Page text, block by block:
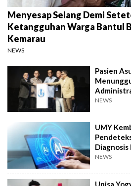
Menyesap Selang Demi
Ketangguhan Warga Bantul
Kemarau
NEWS
Pasien
NEWS
UMY
Diagnosis
Otak
NEWS
Unisa